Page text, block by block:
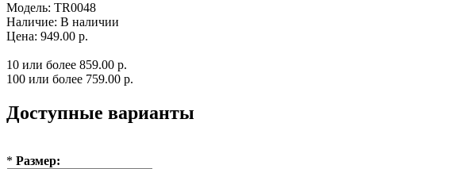
Модель: TR0048
Наличие: В наличии
Цена: 949.00 р.
10 или более 859.00 р.
100 или более 759.00 р.
Доступные варианты
* Размер: